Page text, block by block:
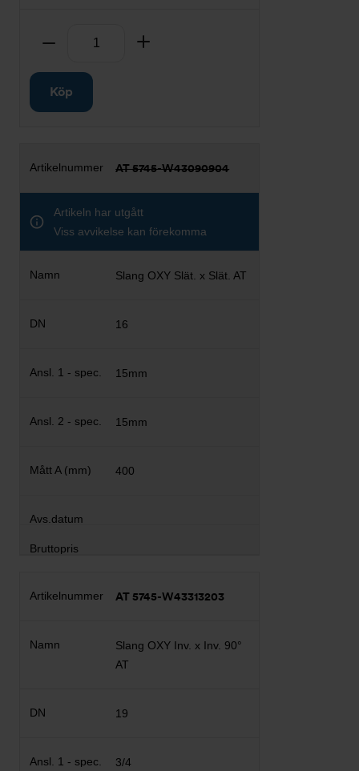
Ta bort
Köp
AT 5745-W43090904
Artikeln har utgått
Viss avvikelse kan förekomma
Slang OXY Slät. x Slät. AT
16
15mm
15mm
400
AT 5745-W43313203
Slang OXY Inv. x Inv. 90°
AT
19
3/4